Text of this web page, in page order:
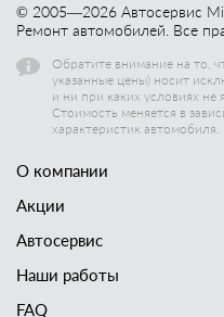
© 2005—2026 Автосервис
Ремонт автомобилей. Все
Обратите внимание на то,
указанные цены) носит
и ни при каких условиях не
Стоимость меняется в
характеристик автомобиля.
О компании
Акции
Автосервис
Наши работы
FAQ